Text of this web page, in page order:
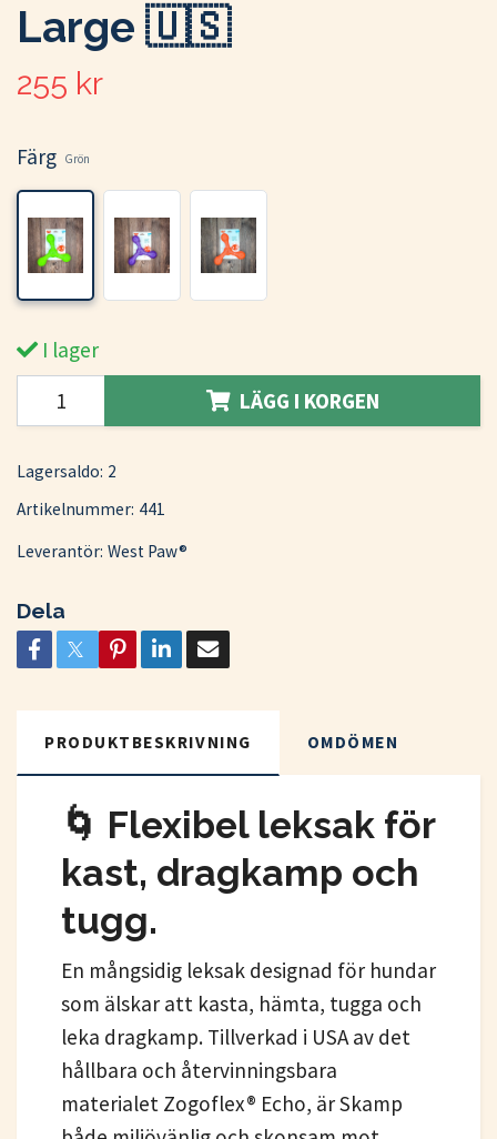
Large 🇺🇸
255 kr
Färg Grön
I lager
LÄGG I KORGEN
Lagersaldo: 2
Artikelnummer: 441
Leverantör: West Paw®
Dela
PRODUKTBESKRIVNING OMDÖMEN
🌀 Flexibel leksak för
kast, dragkamp och
tugg.
En mångsidig leksak designad för hundar
som älskar att kasta, hämta, tugga och
leka dragkamp. Tillverkad i USA av det
hållbara och återvinningsbara
materialet Zogoflex® Echo, är Skamp